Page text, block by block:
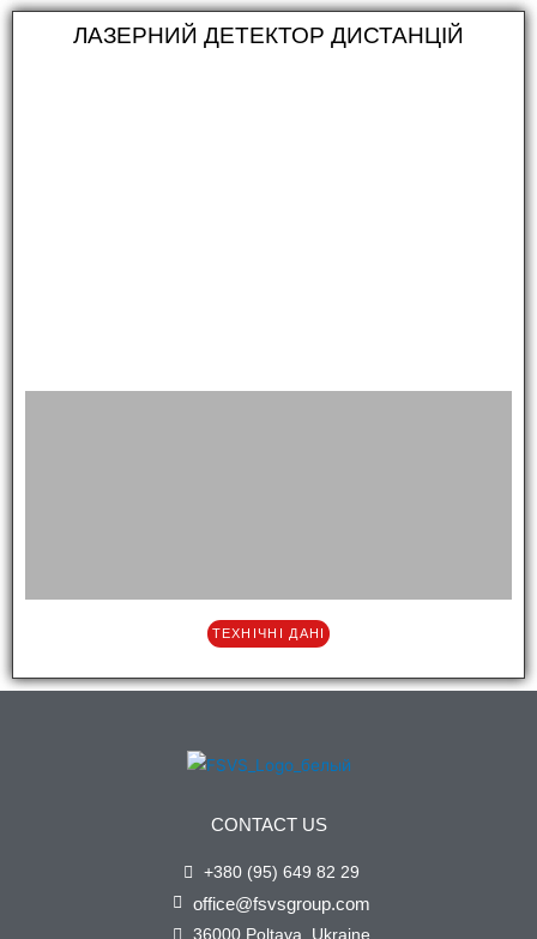
ЛАЗЕРНИЙ ДЕТЕКТОР ДИСТАНЦІЙ
ТЕХНІЧНІ ДАНІ
CONTACT US
+380 (95) 649 82 29
office@fsvsgroup.com
36000 Poltava, Ukraine